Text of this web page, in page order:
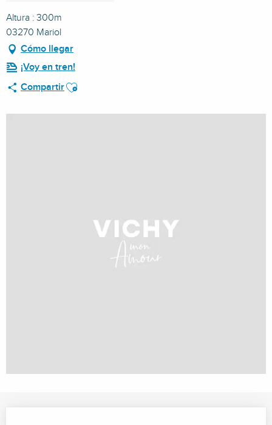
Altura : 300m
03270 Mariol
Cómo llegar
¡Voy en tren!
CompartirAjouter aux favoris